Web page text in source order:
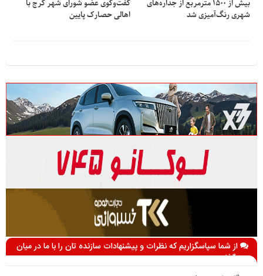
بیش از ۱۵۰۰ مترمربع از جداره‌های
شهری رنگ‌آمیزی شد
گفت‌وگوی عضو شورای شهر کرج با
اهالی حصارک پایین
از شما سپاسگزاریم که نظرات و پیشنهادات سازنده تان را با ما در میان
می گذارید